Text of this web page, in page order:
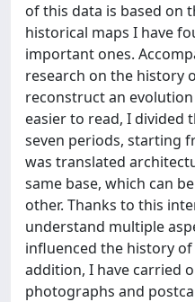
of this data is based on
historical maps I have
important ones.
research on the history
reconstruct an
easier to read, I divided
seven periods, starting
was translated
same base, which can
other. Thanks to this
understand multiple
influenced the history
addition, I have carried
photographs and